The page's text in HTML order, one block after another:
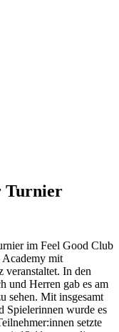
Turnier
im Feel Good Club
Academy mit
veranstaltet. In den
und Herren gab es am
sehen. Mit insgesamt
Spielerinnen wurde es
setzte